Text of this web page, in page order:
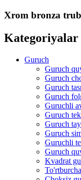
Xrom bronza
Kategoriyalar
Guruch
Guruch
Guruch
Guruch
Guruch
Guruchli
Guruch
Guruch
Guruch
Guruchli
Guruch
Kvadrat